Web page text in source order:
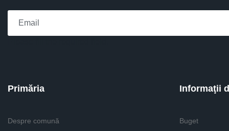
Primăria
Despre comună
Informaţii
Buget